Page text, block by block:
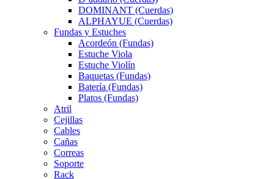
DOMINANT (Cuerdas)
ALPHAYUE (Cuerdas)
Fundas y Estuches
Acordeón (Fundas)
Estuche Viola
Estuche Violín
Baquetas (Fundas)
Batería (Fundas)
Platos (Fundas)
Atril
Cejillas
Cables
Cañas
Correas
Soporte
Rack